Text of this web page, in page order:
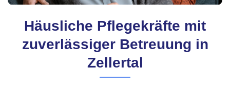
Häusliche Pflegekräfte mit
zuverlässiger Betreuung in
Zellertal